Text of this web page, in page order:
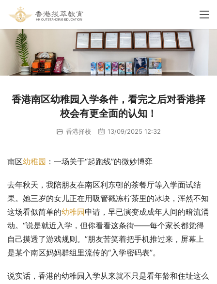
香港南区幼稚园入学条件，看完之后对香港择
校会有更全面的认知！
香港择校 13/09/2025 12:32
南区幼稚园 ：一场关于“起跑线”的微妙博弈
去年秋天，我陪朋友在南区利东邨的茶餐厅等入学面试结
果。她三岁的女儿正在用吸管戳冻柠茶里的冰块，浑然不知
这场看似简单的幼稚园申请，早已演变成成年人间的暗流涌
动。“说是就近入学，但你看看这条街——每个家长都觉得
自己摸透了游戏规则。”朋友苦笑着把手机推过来，屏幕上
是某个南区妈妈群组里流传的“入学密码表”。
说实话，香港的幼稚园入学从来就不只是看年龄和住址这么